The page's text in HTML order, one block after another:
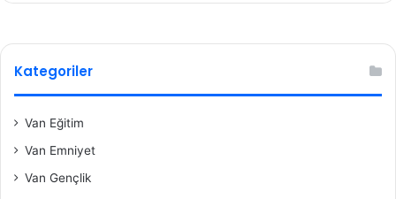
Kategoriler
Van Eğitim
Van Emniyet
Van Gençlik